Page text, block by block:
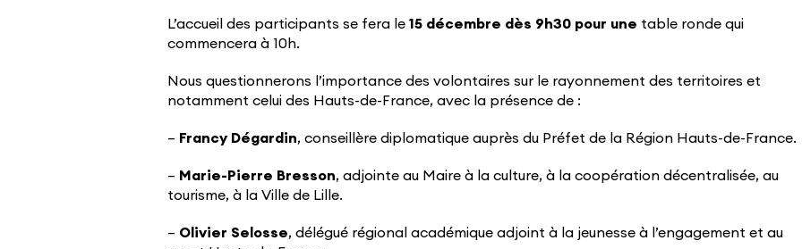
L’accueil des participants se fera le 15 décembre dès 9h30 pour une table ronde qui
commencera à 10h.
Nous questionnerons l’importance des volontaires sur le rayonnement des territoires et
notamment celui des Hauts-de-France, avec la présence de :
– Francy Dégardin, conseillère diplomatique auprès du Préfet de la Région Hauts-de-France.
– Marie-Pierre Bresson, adjointe au Maire à la culture, à la coopération décentralisée, au
tourisme, à la Ville de Lille.
– Olivier Selosse, délégué régional académique adjoint à la jeunesse à l’engagement et au